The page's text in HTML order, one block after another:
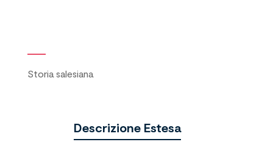
Storia salesiana
Descrizione Estesa